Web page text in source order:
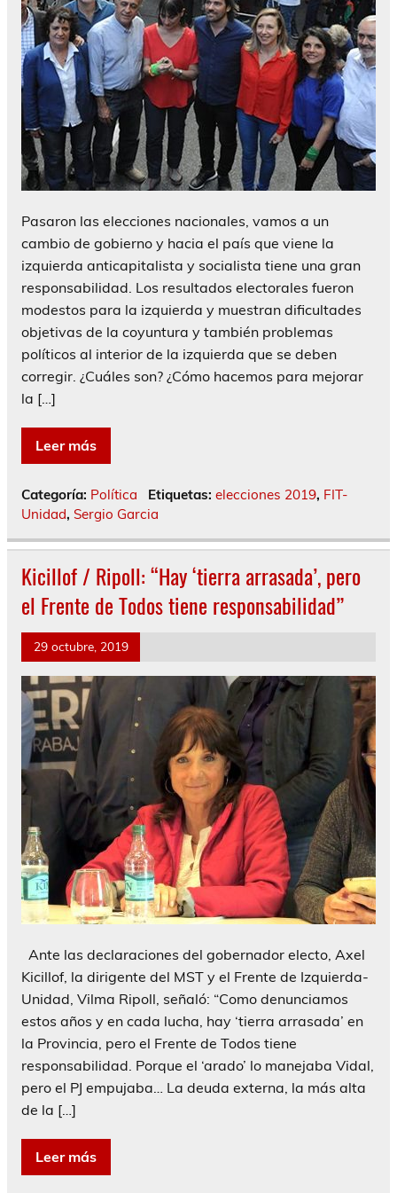
Pasaron las elecciones nacionales, vamos a un
cambio de gobierno y hacia el país que viene la
izquierda anticapitalista y socialista tiene una gran
responsabilidad. Los resultados electorales fueron
modestos para la izquierda y muestran dificultades
objetivas de la coyuntura y también problemas
políticos al interior de la izquierda que se deben
corregir. ¿Cuáles son? ¿Cómo hacemos para mejorar
la […]
Leer más
Categoría: Política Etiquetas: elecciones 2019, FIT-
Unidad, Sergio Garcia
Kicillof / Ripoll: “Hay ‘tierra arrasada’, pero
el Frente de Todos tiene responsabilidad”
29 octubre, 2019
Ante las declaraciones del gobernador electo, Axel
Kicillof, la dirigente del MST y el Frente de Izquierda-
Unidad, Vilma Ripoll, señaló: “Como denunciamos
estos años y en cada lucha, hay ‘tierra arrasada’ en
la Provincia, pero el Frente de Todos tiene
responsabilidad. Porque el ‘arado’ lo manejaba Vidal,
pero el PJ empujaba… La deuda externa, la más alta
de la […]
Leer más